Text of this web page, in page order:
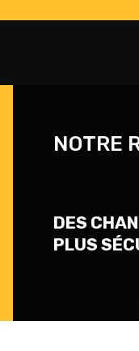
NOTRE
DES
PLUS